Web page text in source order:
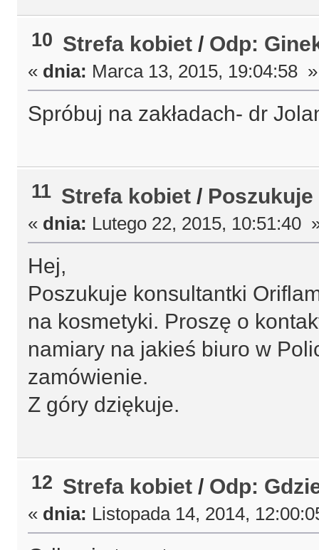
10 Strefa kobiet / Odp:
« dnia: Marca 13, 2015, 19:04:58 »
Spróbuj na zakładach- dr
11 Strefa kobiet /
« dnia: Lutego 22, 2015, 10:51:40
Hej,
Poszukuje konsultantki
na kosmetyki. Proszę o
namiary na jakieś biuro w
zamówienie.
Z góry dziękuje.
12 Strefa kobiet / Odp:
« dnia: Listopada 14, 2014,